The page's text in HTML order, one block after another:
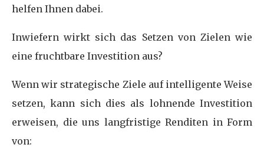
helfen Ihnen dabei.
Inwiefern wirkt sich das Setzen von Zielen wie
eine fruchtbare Investition aus?
Wenn wir strategische Ziele auf intelligente Weise
setzen, kann sich dies als lohnende Investition
erweisen, die uns langfristige Renditen in Form
von: